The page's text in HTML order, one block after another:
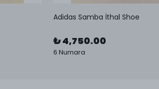
Adidas Samba İthal Shoe
₺ 4,750.00
6 Numara